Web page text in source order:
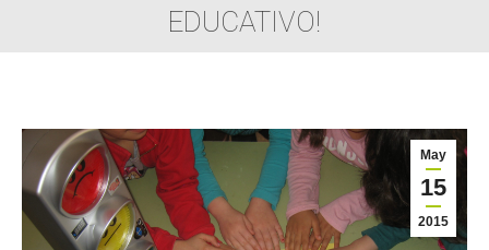
EDUCATIVO!
May
15
2015